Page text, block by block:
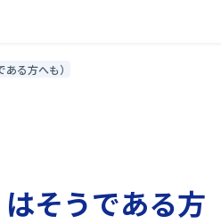
る方へも）
そうである方